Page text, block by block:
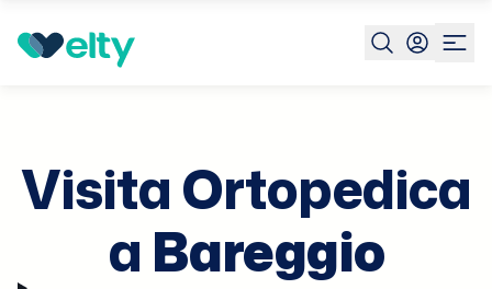
Prenota visita Bareggio
Visita Ortopedica
a Bareggio